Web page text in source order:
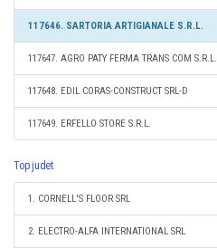
117646. SARTORIA ARTIGIANALE S.R.L.
117647. AGRO PATY FERMA TRANS COM S.R.L.
117648. EDIL CORAS-CONSTRUCT SRL-D
117649. ERFELLO STORE S.R.L.
Top judet
1. CORNELL'S FLOOR SRL
2. ELECTRO-ALFA INTERNATIONAL SRL